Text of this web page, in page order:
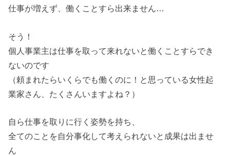
仕事が増えず、働くことすら出来ません…
そう！
個人事業主は仕事を取って来れないと働くことすらでき
ないのです
（頼まれたらいくらでも働くのに！と思っている女性起
業家さん、たくさんいますよね？）
自ら仕事を取りに行く姿勢を持ち、
全てのことを自分事化して考えられないと成果は出ませ
ん